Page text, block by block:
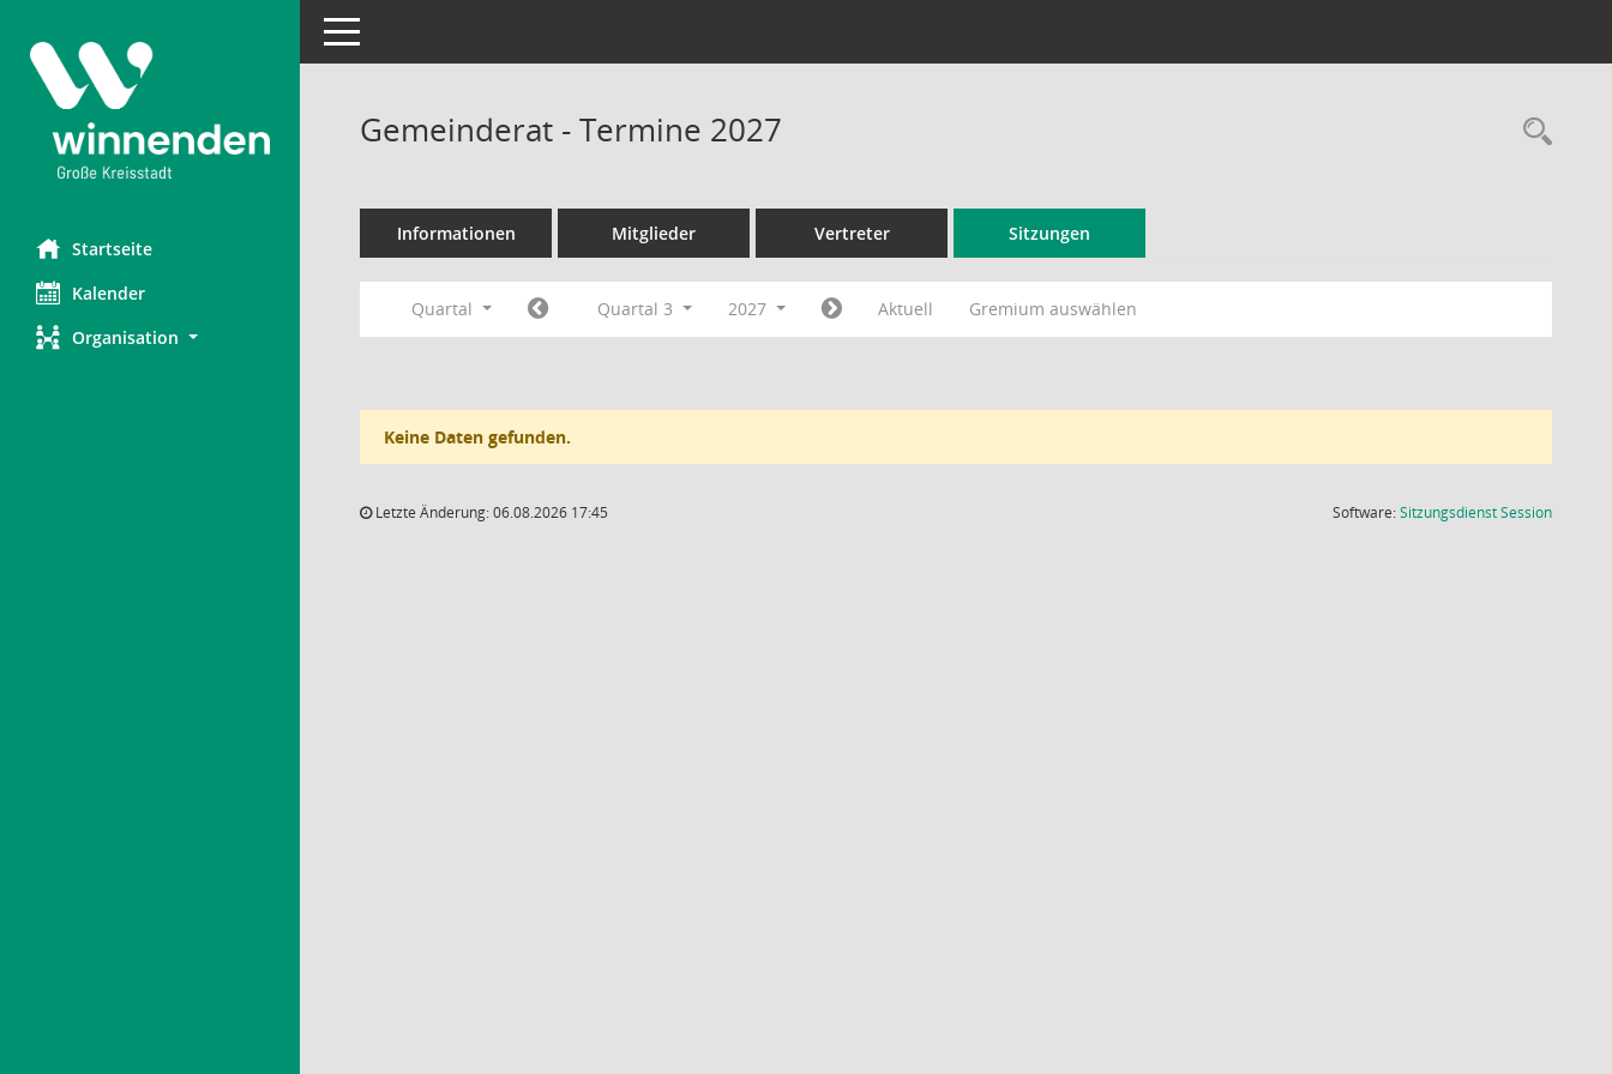
Startseite
Kalender
Organisation
Toggle navigation
Gemeinderat - Termine 2027
Informationen Mitglieder Vertreter Sitzungen
Quartal Quartal 3 2027 Aktuell Gremium auswählen
Keine Daten gefunden.
Letzte Änderung: 06.08.2026 17:45 Software:SitzungsdienstSession(Wird in